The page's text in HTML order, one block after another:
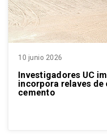
10 junio 2026
Investigadores UC
incorpora relaves de
cemento